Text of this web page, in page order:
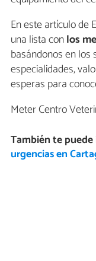
En este artículo de
una lista conlos
basándonos en los
especialidades,
esperas para
Meter Centro
También te puede
urgencias en